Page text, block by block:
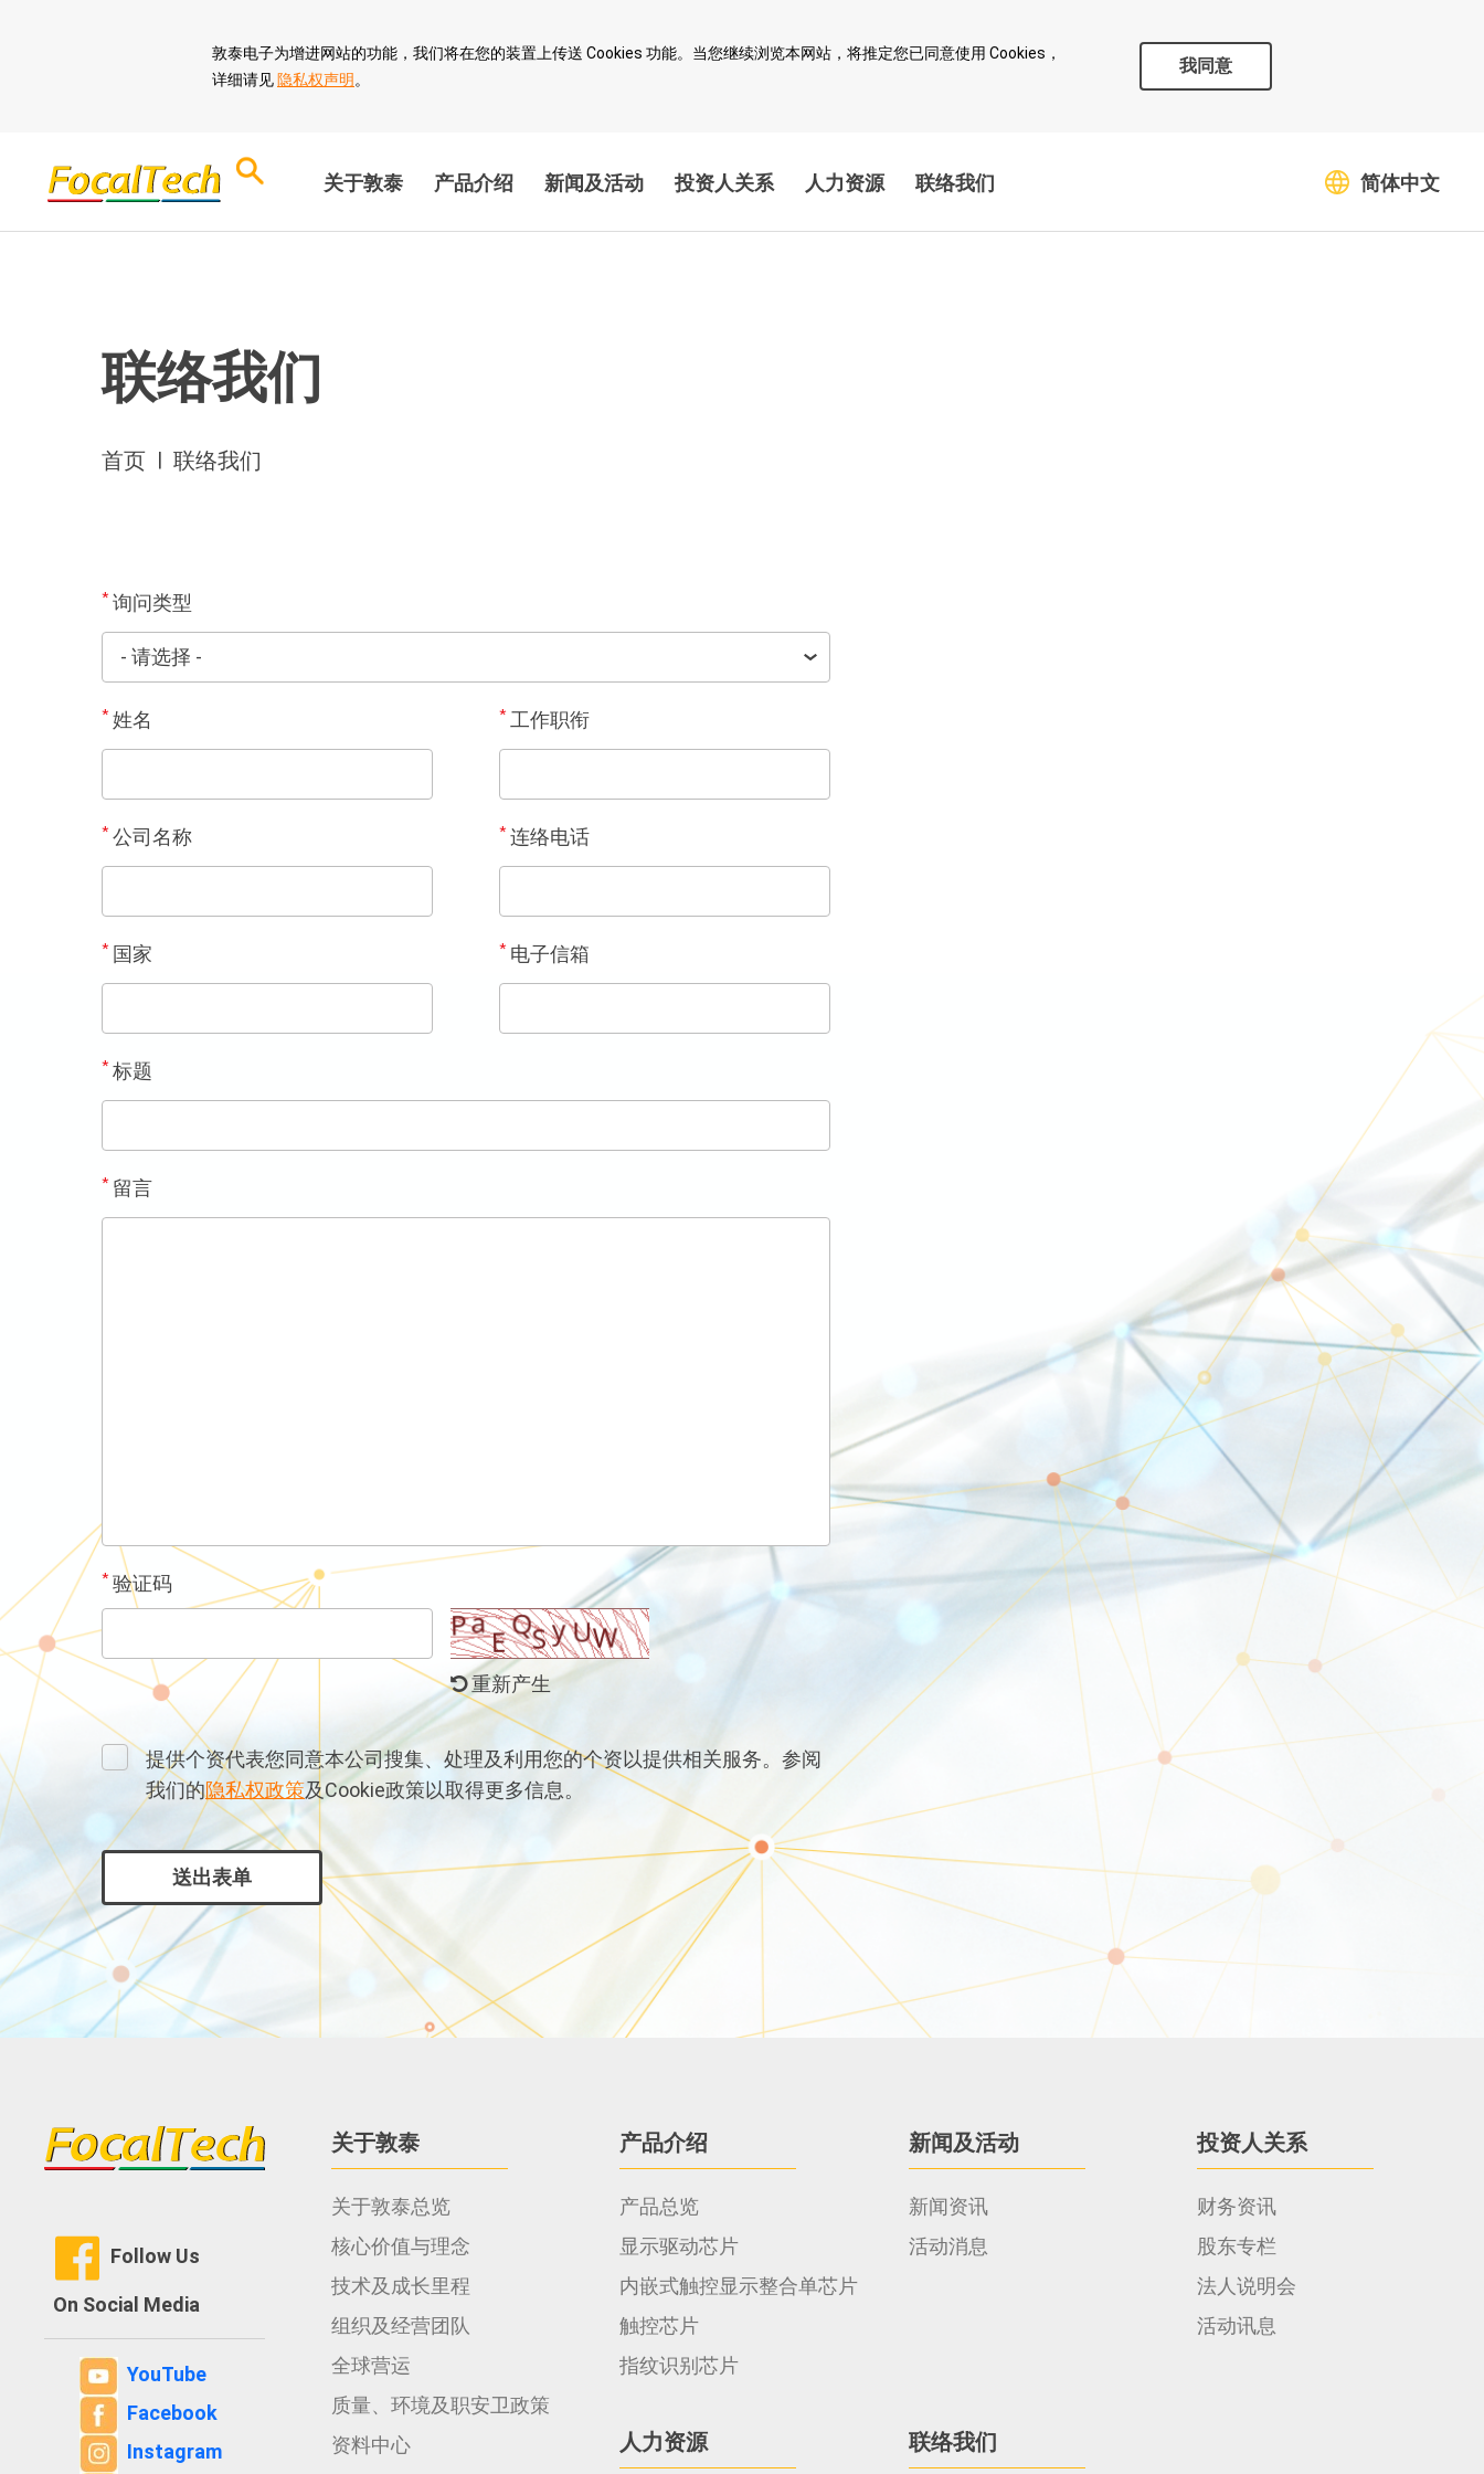
敦泰电子为增进网站的功能，我们将在您的装置上传送 Cookies 功能。当您继续浏览本网站，将推定您已同意使用 Cookies，
详细请见 隐私权声明 。
我同意
简体中文
关于敦泰 产品介绍 新闻及活动 投资人关系 人力资源 联络我们
联络我们
首页 | 联络我们
* 询问类型
* 姓名 * 工作职衔
* 公司名称 * 连络电话
* 国家 * 电子信箱
* 标题
* 留言
* 验证码
重新产生
提供个资代表您同意本公司搜集、处理及利用您的个资以提供相关服务。参阅
我们的隐私权政策及Cookie政策以取得更多信息。
送出表单
Follow Us
On Social Media
YouTube
Facebook
Instagram
关于敦泰
关于敦泰总览
核心价值与理念
技术及成长里程
组织及经营团队
全球营运
质量、环境及职安卫政策
资料中心
产品介绍
产品总览
显示驱动芯片
内嵌式触控显示整合单芯片
触控芯片
指纹识别芯片
新闻及活动
新闻资讯
活动消息
投资人关系
财务资讯
股东专栏
法人说明会
活动讯息
人力资源 联络我们